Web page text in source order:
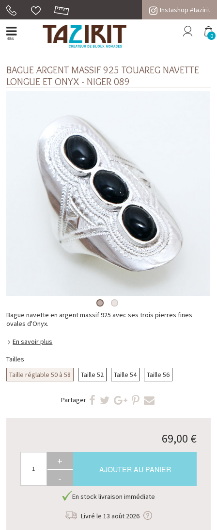
Instashop #tazirit
MENU 0
BAGUE ARGENT MASSIF 925 TOUAREG NAVETTE
LONGUE ET ONYX - NIGER 089
Bague navette en argent massif 925 avec ses trois pierres fines
ovales d'Onyx.
En savoir plus
Tailles
Taille réglable 50 à 58
Taille 52 Taille 54 Taille 56
Partager
69,00 €
+
-
AJOUTER AU PANIER
En stock livraison immédiate
Livré le 13 août 2026